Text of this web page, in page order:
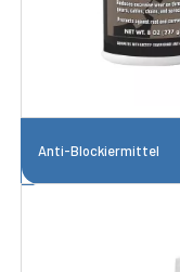
Anti-Blockiermittel